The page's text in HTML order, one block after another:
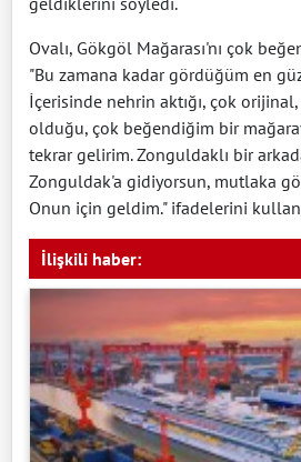
Ovalı, Gökgöl Mağarası'nı çok
"Bu zamana kadar gördüğüm en
İçerisinde nehrin aktığı, çok
olduğu, çok beğendiğim bir
tekrar gelirim. Zonguldaklı bir
Zonguldak'a gidiyorsun, mutlaka
Onun için geldim." ifadelerini
İlişkili haber: